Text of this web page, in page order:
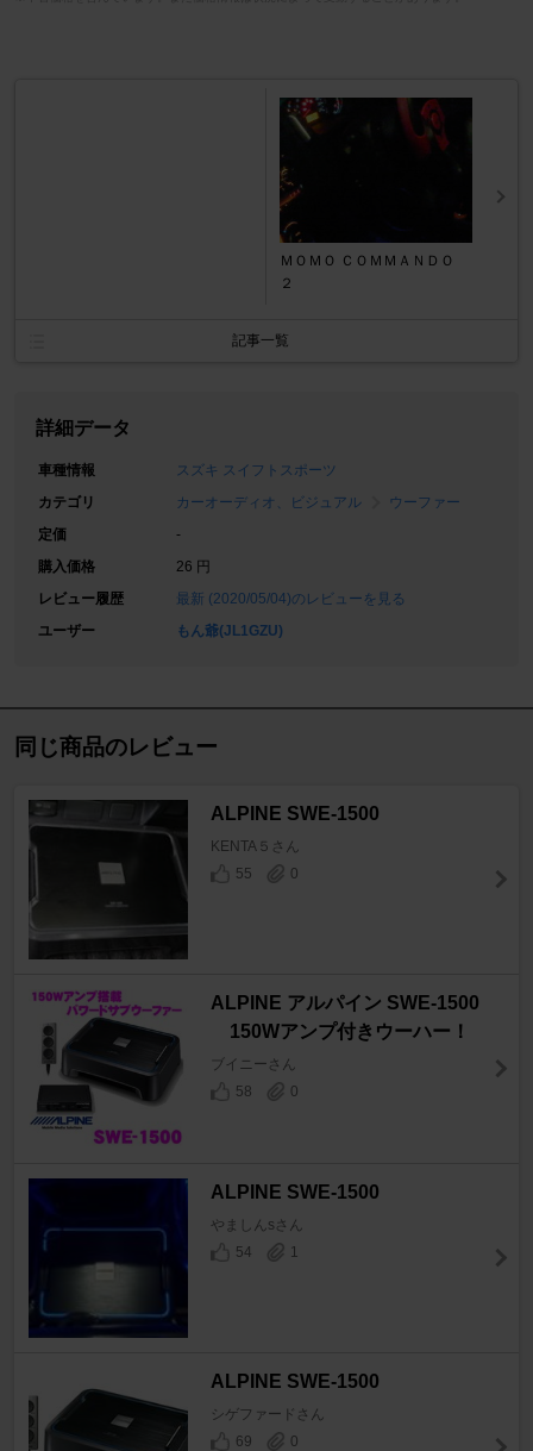
ＭＯＭＯ ＣＯＭＭＡＮＤＯ
２
記事一覧
詳細データ
車種情報
スズキ スイフトスポーツ
カテゴリ
カーオーディオ、ビジュアル
ウーファー
定価
-
購入価格
26 円
レビュー履歴
最新 (2020/05/04)のレビューを見る
ユーザー
もん爺(JL1GZU)
同じ商品のレビュー
ALPINE SWE-1500
KENTA５さん
55
0
ALPINE アルパイン SWE-1500
150Wアンプ付きウーハー！
ブイニーさん
58
0
ALPINE SWE-1500
やましんsさん
54
1
ALPINE SWE-1500
シゲファードさん
69
0